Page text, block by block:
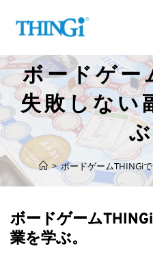
ン
ツ
へ
ス
キ
ッ
プ
ボードゲ
失敗しない
> ボードゲームTHINGi
ボードゲーム
業を学ぶ。